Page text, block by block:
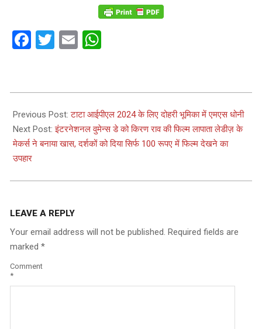
Facebook
Twitter
Email
03-
06
Previous Post:टाटा आईपीएल 2024 के लिए दोहरी भूमिका में एमएस धोनी
Next Post:इंटरनेशनल वुमेन्स डे को किरण राव की फिल्म लापाता लेडीज़ के
मेकर्स ने बनाया खास, दर्शकों को दिया सिर्फ 100 रूपए में फिल्म देखने का
उपहार
LEAVE A REPLY
Your email address will not be published. Required fields are
marked *
Comment
*